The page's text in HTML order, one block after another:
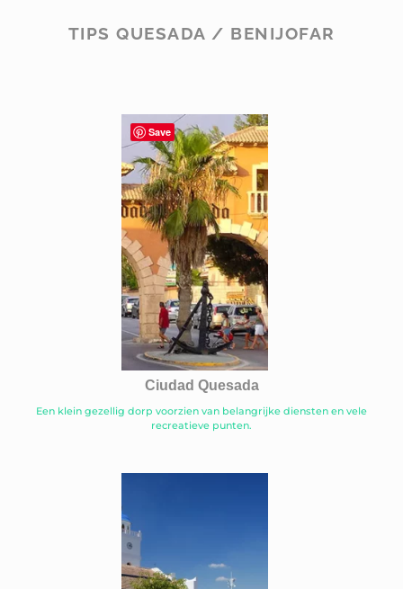
TIPS QUESADA / BENIJOFAR
Ciudad Quesada
Een klein gezellig dorp voorzien van belangrijke diensten en vele
recreatieve punten.
Save